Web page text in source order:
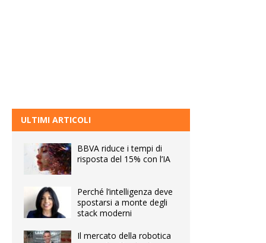
ULTIMI ARTICOLI
BBVA riduce i tempi di
risposta del 15% con l’IA
Perché l’intelligenza deve
spostarsi a monte degli
stack moderni
Il mercato della robotica